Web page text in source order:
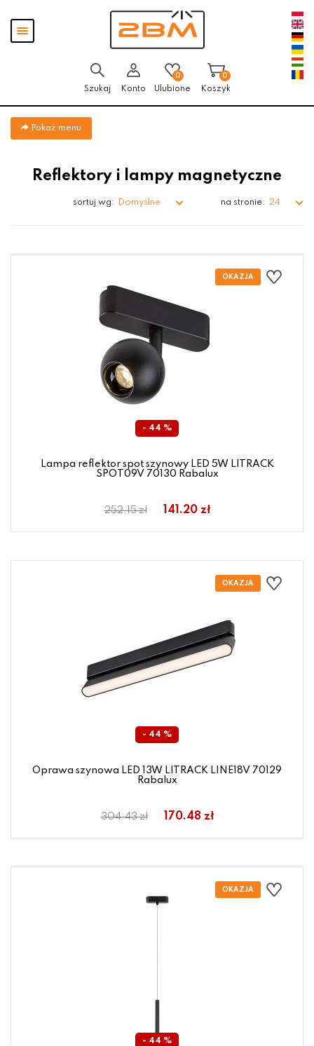
Pokaż
menu
Szukaj Konto
0
Ulubione
0
Koszyk
Pokaż menu
Reflektory i lampy magnetyczne
sortuj wg: Domyślne na stronie: 24
- 44 %
Lampa reflektor spot szynowy LED 5W LITRACK
SPOT09V 70130 Rabalux
252.15 zł 141.20 zł
- 44 %
Oprawa szynowa LED 13W LITRACK LINE18V 70129
Rabalux
304.43 zł 170.48 zł
- 44 %